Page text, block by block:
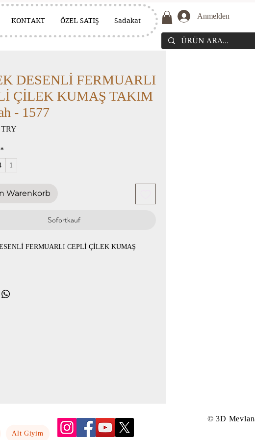
KONTAKT ÖZEL SATIŞ Sadakat
Anmelden
DESENLİ FERMUARLI
ÇİLEK KUMAŞ TAKIM
- 1577
TRY
*
1
Warenkorb
Sofortkauf
FERMUARLI CEPLİ ÇİLEK KUMAŞ
110cm basen 118cm
Alt Giyim
© 3D